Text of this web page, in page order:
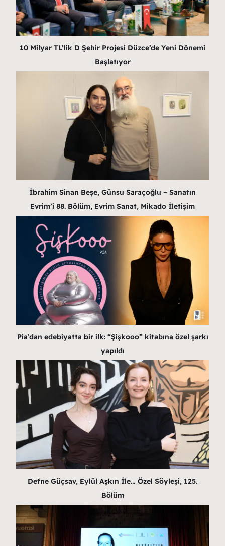
10 Milyar TL’lik D Şehir Projesi Düzce’de Yeni Dönemi
Başlatıyor
İbrahim Sinan Beşe, Günsu Saraçoğlu – Sanatın
Evrim’i 88. Bölüm, Evrim Sanat, Mikado İletişim
Pia’dan edebiyatta bir ilk: “Şişkooo” kitabına özel şarkı
yapıldı
Defne Güçsav, Eylül Aşkın İle… Özel Söyleşi, 125.
Bölüm